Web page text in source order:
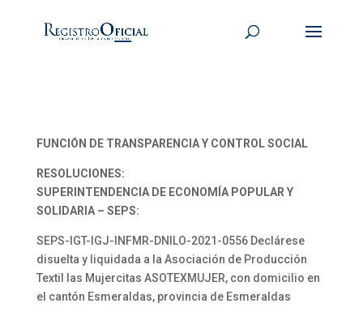
FUNCIÓN DE TRANSPARENCIA Y CONTROL SOCIAL
RESOLUCIONES:
SUPERINTENDENCIA DE ECONOMÍA POPULAR Y
SOLIDARIA – SEPS:
SEPS-IGT-IGJ-INFMR-DNILO-2021-0556 Declárese
disuelta y liquidada a la Asociación de Producción
Textil las Mujercitas ASOTEXMUJER, con domicilio en
el cantón Esmeraldas, provincia de Esmeraldas